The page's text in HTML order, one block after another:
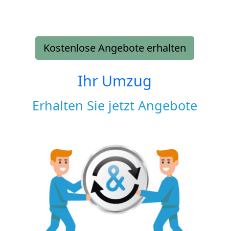
Kostenlose Angebote erhalten
Ihr Umzug
Erhalten Sie jetzt Angebote